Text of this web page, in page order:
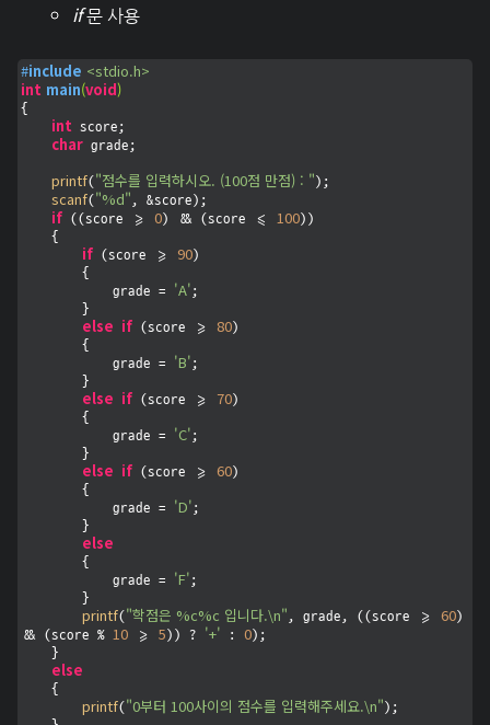
if 문 사용
#include <stdio.h>
int main(void)
{
int score;
char grade;
printf( "점수를 입력하시오. (100점 만점) : " );
scanf( "%d" , &score);
if ((score >= 0) && (score <= 100))
if (score >= 90)
            grade =
'A' ;
else if (score >= 80)
            grade =
'B' ;
else if (score >= 70)
            grade =
'C' ;
else if (score >= 60)
            grade =
'D' ;
else
            grade =
'F' ;
printf( "학점은 %c%c 입니다.\n" , grade, ((score >= 60)
&& (score % 10 >= 5 )) ? '+' : 0);
else
printf( "0부터 100사이의 점수를 입력해주세요.\n" );